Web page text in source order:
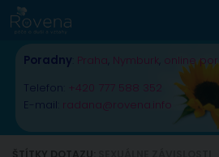
Skip to content
Poradny Praha Nymburk online
Telefon: +420 777 588 352
E-mail: radana@rovena.info